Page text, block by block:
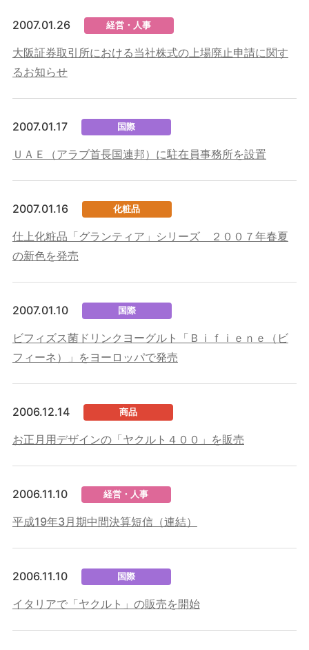
2007.01.26 経営・人事
大阪証券取引所における当社株式の上場廃止申請に関す
るお知らせ
2007.01.17 国際
ＵＡＥ（アラブ首長国連邦）に駐在員事務所を設置
2007.01.16 化粧品
仕上化粧品「グランティア」シリーズ ２００７年春夏
の新色を発売
2007.01.10 国際
ビフィズス菌ドリンクヨーグルト「Ｂｉｆｉｅｎｅ（ビ
フィーネ）」をヨーロッパで発売
2006.12.14 商品
お正月用デザインの「ヤクルト４００」を販売
2006.11.10 経営・人事
平成19年3月期中間決算短信（連結）
2006.11.10 国際
イタリアで「ヤクルト」の販売を開始